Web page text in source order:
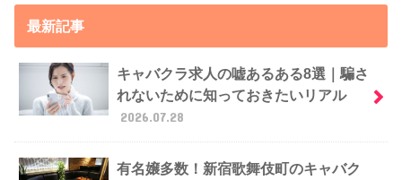
最新記事
キャバクラ求人の嘘あるある8選｜騙さ
れないために知っておきたいリアル
2026.07.28
有名嬢多数！新宿歌舞伎町のキャバク